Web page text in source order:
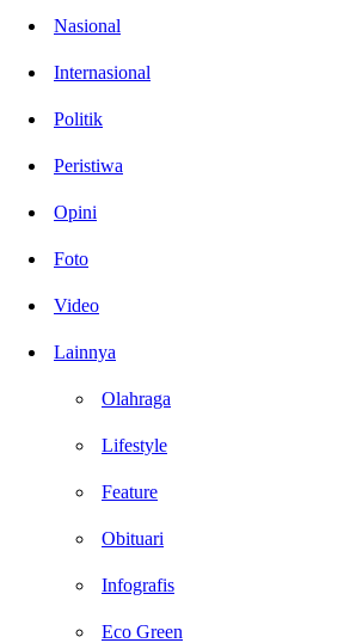
Nasional
Internasional
Politik
Peristiwa
Opini
Foto
Video
Lainnya
Olahraga
Lifestyle
Feature
Obituari
Infografis
Eco Green